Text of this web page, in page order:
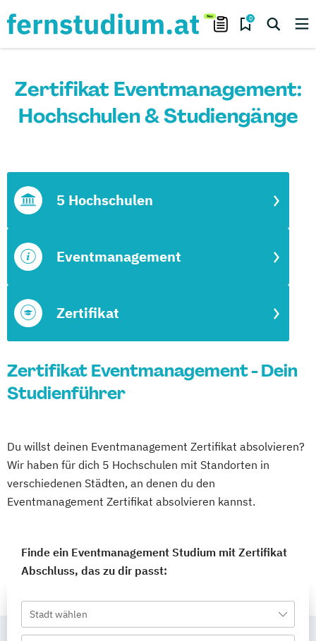
0
Zertifikat Eventmanagement:
Hochschulen & Studiengänge
Zertifikat
Eventmanagement
5 Hochschulen
Zertifikat Eventmanagement - Dein
Studienführer
Du willst deinen Eventmanagement Zertifikat absolvieren?
Wir haben für dich 5 Hochschulen mit Standorten in
verschiedenen Städten, an denen du den
Eventmanagement Zertifikat absolvieren kannst.
Finde ein Eventmanagement Studium mit Zertifikat
Abschluss, das zu dir passt:
Stadt wählen